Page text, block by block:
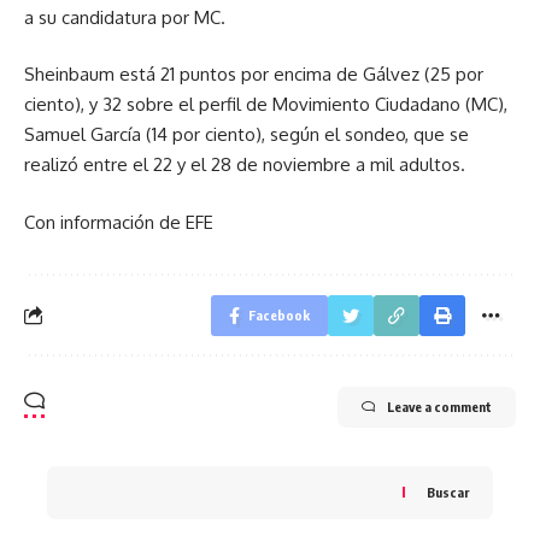
a su candidatura por MC.
Sheinbaum está 21 puntos por encima de Gálvez (25 por
ciento), y 32 sobre el perfil de Movimiento Ciudadano (MC),
Samuel García (14 por ciento), según el sondeo, que se
realizó entre el 22 y el 28 de noviembre a mil adultos.
Con información de EFE
Facebook
Leave a comment
Buscar